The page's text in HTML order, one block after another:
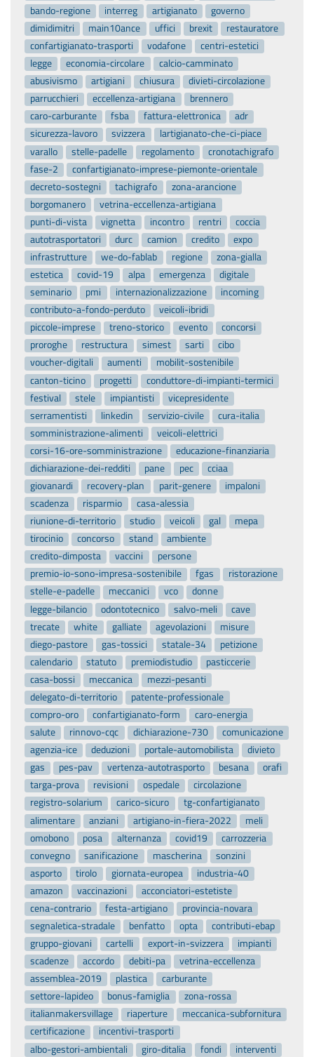
bando-regione interreg artigianato
governo
dimidimitri
main10ance uffici brexit
restauratore
confartigianato-trasporti
vodafone
centri-estetici
legge
economia-circolare
calcio-camminato
abusivismo
artigiani chiusura
divieti-circolazione
parrucchieri
eccellenza-artigiana
brennero
caro-carburante
fsba fattura-elettronica
adr
sicurezza-lavoro
svizzera
lartigianato-che-ci-piace
varallo
stelle-padelle regolamento
cronotachigrafo
fase-2
confartigianato-imprese-piemonte-orientale
decreto-sostegni
tachigrafo
zona-arancione
borgomanero
vetrina-eccellenza-artigiana
punti-di-vista
vignetta incontro rentri
coccia
autotrasportatori
durc camion credito
expo
infrastrutture
we-do-fablab regione
zona-gialla
estetica
covid-19 alpa emergenza
digitale
seminario
pmi internazionalizzazione
incoming
contributo-a-fondo-perduto
veicoli-ibridi
piccole-imprese
treno-storico evento
concorsi
proroghe
restructura simest sarti
cibo
voucher-digitali
aumenti
mobilit-sostenibile
canton-ticino
progetti
conduttore-di-impianti-termici
festival
stele impiantisti
vicepresidente
serramentisti
linkedin servizio-civile
cura-italia
somministrazione-alimenti
veicoli-elettrici
corsi-16-ore-somministrazione
educazione-finanziaria
dichiarazione-dei-redditi
pane pec
cciaa
giovanardi
recovery-plan parit-genere
impaloni
scadenza
risparmio
casa-alessia
riunione-di-territorio
studio veicoli gal
mepa
tirocinio
concorso stand
ambiente
credito-dimposta
vaccini
persone
premio-io-sono-impresa-sostenibile
fgas
ristorazione
stelle-e-padelle
meccanici vco
donne
legge-bilancio
odontotecnico salvo-meli
cave
trecate
white galliate agevolazioni
misure
diego-pastore
gas-tossici statale-34
petizione
calendario
statuto premiodistudio
pasticcerie
casa-bossi
meccanica
mezzi-pesanti
delegato-di-territorio
patente-professionale
compro-oro
confartigianato-form
caro-energia
salute
rinnovo-cqc dichiarazione-730
comunicazione
agenzia-ice
deduzioni portale-automobilista
divieto
gas
pes-pav vertenza-autotrasporto besana
orafi
targa-prova
revisioni ospedale
circolazione
registro-solarium
carico-sicuro
tg-confartigianato
alimentare
anziani artigiano-in-fiera-2022
meli
omobono
posa alternanza covid19
carrozzeria
convegno
sanificazione mascherina
sonzini
asporto
tirolo giornata-europea
industria-40
amazon
vaccinazioni
acconciatori-estetiste
cena-contrario
festa-artigiano
provincia-novara
segnaletica-stradale
benfatto opta
contributi-ebap
gruppo-giovani
cartelli export-in-svizzera
impianti
scadenze
accordo debiti-pa
vetrina-eccellenza
assemblea-2019
plastica
carburante
settore-lapideo
bonus-famiglia
zona-rossa
italianmakersvillage
riaperture
meccanica-subfornitura
certificazione
incentivi-trasporti
albo-gestori-ambientali
giro-ditalia fondi
interventi